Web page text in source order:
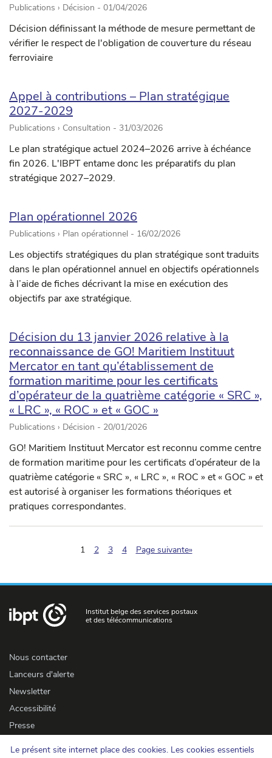
Le présent site internet place des cookies. Les cookies essentiels
Publications › Décision - 01/04/2026
Décision définissant la méthode de mesure permettant de
vérifier le respect de l'obligation de couverture du réseau
ferroviaire
Appel à contributions – Plan stratégique
2027-2029
Publications › Consultation - 31/03/2026
Le plan stratégique actuel 2024–2026 arrive à échéance
fin 2026. L'IBPT entame donc les préparatifs du plan
stratégique 2027–2029.
Plan opérationnel 2026
Publications › Plan opérationnel - 16/02/2026
Les objectifs stratégiques du plan stratégique sont traduits
dans le plan opérationnel annuel en objectifs opérationnels
à l’aide de fiches décrivant la mise en exécution des
objectifs par axe stratégique.
Décision du 13 janvier 2026 relative à la
reconnaissance de GO! Maritiem Instituut
Mercator en tant qu’établissement de
formation maritime pour les certificats
d’opérateur de la quatrième catégorie « SRC »,
« LRC », « ROC » et « GOC »
Publications › Décision - 20/01/2026
GO! Maritiem Instituut Mercator est reconnu comme centre
de formation maritime pour les certificats d’opérateur de la
quatrième catégorie « SRC », « LRC », « ROC » et « GOC » et
est autorisé à organiser les formations théoriques et
pratiques correspondantes.
1(pagination.current)
2 3 4 Page suivante»
Institut belge des services postaux
et des télécommunications
Nous contacter
Lanceurs d'alerte
Newsletter
Accessibilité
Presse